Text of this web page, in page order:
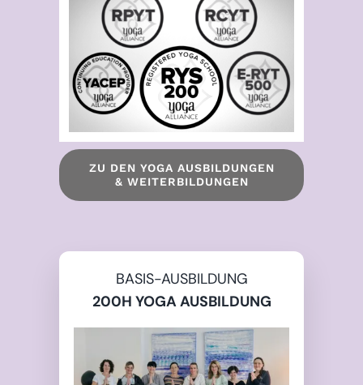
ZU DEN YOGA AUSBILDUNGEN
& WEITERBILDUNGEN
BASIS-AUSBILDUNG
200H YOGA AUSBILDUNG